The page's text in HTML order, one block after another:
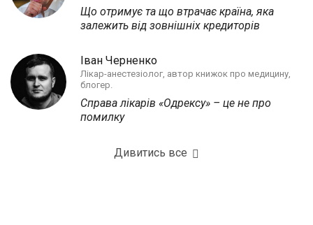
Що отримує та що втрачає країна, яка
залежить від зовнішніх кредиторів
Іван Черненко
Лікар-анестезіолог, автор книжок про медицину,
блогер.
Справа лікарів «Одрексу» – це не про
помилку
Дивитись все